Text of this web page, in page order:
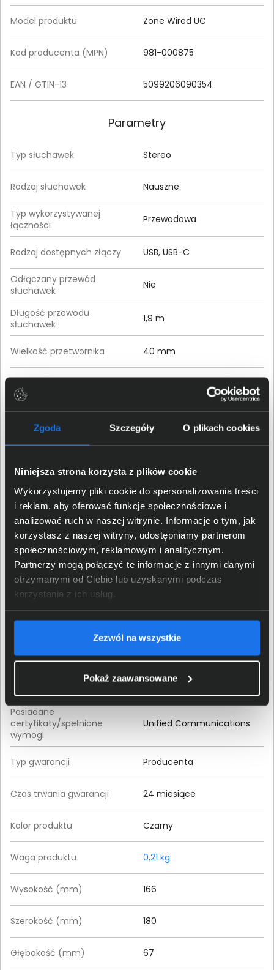
Zgoda Szczegóły O plikach cookies
Niniejsza strona korzysta z plików cookie
Wykorzystujemy pliki cookie do spersonalizowania treści
i reklam, aby oferować funkcje społecznościowe i
analizować ruch w naszej witrynie. Informacje o tym, jak
korzystasz z naszej witryny, udostępniamy partnerom
społecznościowym, reklamowym i analitycznym.
Partnerzy mogą połączyć te informacje z innymi danymi
otrzymanymi od Ciebie lub uzyskanymi podczas
korzystania z ich usług.
Zezwól na wszystkie
Pokaż zaawansowane
Model produktu Zone Wired UC
Kod producenta (MPN) 981-000875
EAN / GTIN-13 5099206090354
Parametry
Typ słuchawek Stereo
Rodzaj słuchawek Nauszne
Typ wykorzystywanej
łączności
Przewodowa
Rodzaj dostępnych złączy USB, USB-C
Odłączany przewód
słuchawek
Nie
Długość przewodu
słuchawek
1,9 m
Wielkość przetwornika 40 mm
Zakres częstotliwości 20 - 16000 Hz
Czułość słuchawek 99 dB
Impedancja słuchawek 32 Ohm
Mikrofon Tak
Czułość mikrofonu -48 dBV/Pa
Pasmo przenoszenia
mikrofonu
100 - 16000 Hz
mikrofonu
Tak
DSP - Cyfrowe
przetwarzanie sygnału
Funkcje słuchawek Logi Tune
Posiadane
certyfikaty/spełnione
wymogi
Unified Communications
Typ gwarancji Producenta
Czas trwania gwarancji 24 miesiące
Kolor produktu Czarny
Waga produktu 0,21 kg
Wysokość (mm) 166
Szerokość (mm) 180
Głębokość (mm) 67